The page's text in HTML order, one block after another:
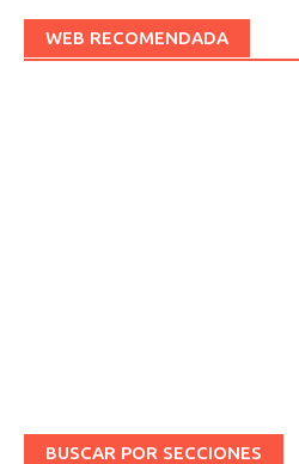
WEB RECOMENDADA
BUSCAR POR SECCIONES